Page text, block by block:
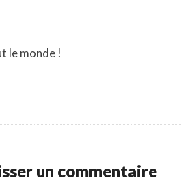
le monde !
un commentaire